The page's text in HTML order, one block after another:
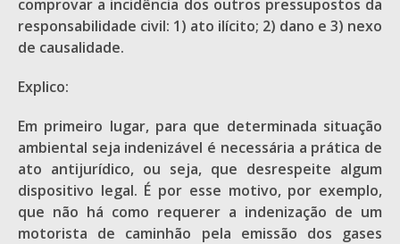
comprovar a incidência dos outros pressupostos da
responsabilidade civil: 1) ato ilícito; 2) dano e 3) nexo
de causalidade.
Explico:
Em primeiro lugar, para que determinada situação
ambiental seja indenizável é necessária a prática de
ato antijurídico, ou seja, que desrespeite algum
dispositivo legal. É por esse motivo, por exemplo,
que não há como requerer a indenização de um
motorista de caminhão pela emissão dos gases